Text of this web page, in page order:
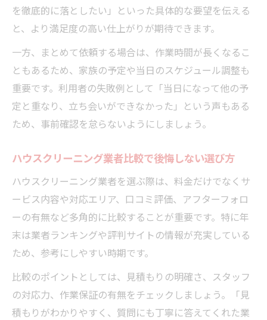
を徹底的に落としたい」といった具体的な要望を伝える
と、より満足度の高い仕上がりが期待できます。
一方、まとめて依頼する場合は、作業時間が長くなるこ
ともあるため、家族の予定や当日のスケジュール調整も
重要です。利用者の失敗例として「当日になって他の予
定と重なり、立ち会いができなかった」という声もある
ため、事前確認を怠らないようにしましょう。
ハウスクリーニング業者比較で後悔しない選び方
ハウスクリーニング業者を選ぶ際は、料金だけでなくサ
ービス内容や対応エリア、口コミ評価、アフターフォロ
ーの有無など多角的に比較することが重要です。特に年
末は業者ランキングや評判サイトの情報が充実している
ため、参考にしやすい時期です。
比較のポイントとしては、見積もりの明確さ、スタッフ
の対応力、作業保証の有無をチェックしましょう。「見
積もりがわかりやすく、質問にも丁寧に答えてくれた業